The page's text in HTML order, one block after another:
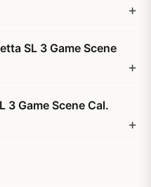
SL 3 Game Scene
3 Game Scene Cal.